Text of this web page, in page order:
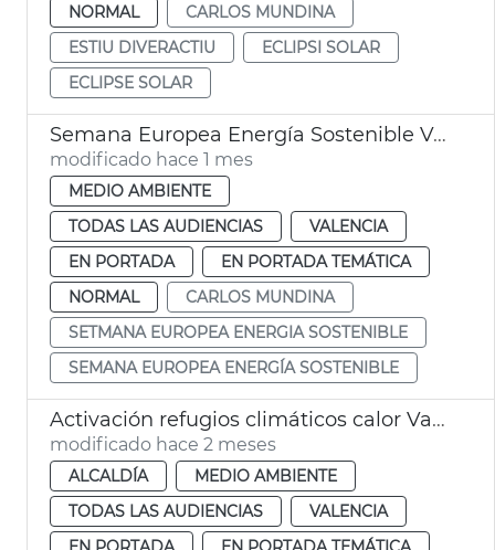
NORMAL
CARLOS MUNDINA
ESTIU DIVERACTIU
ECLIPSI SOLAR
ECLIPSE SOLAR
Semana Europea Energía Sostenible València
modificado hace 1 mes
MEDIO AMBIENTE
TODAS LAS AUDIENCIAS
VALENCIA
EN PORTADA
EN PORTADA TEMÁTICA
NORMAL
CARLOS MUNDINA
SETMANA EUROPEA ENERGIA SOSTENIBLE
SEMANA EUROPEA ENERGÍA SOSTENIBLE
Activación refugios climáticos calor València
modificado hace 2 meses
ALCALDÍA
MEDIO AMBIENTE
TODAS LAS AUDIENCIAS
VALENCIA